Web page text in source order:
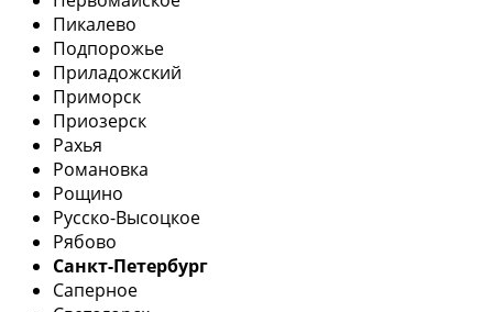
Пикалево
Подпорожье
Приладожский
Приморск
Приозерск
Рахья
Романовка
Рощино
Русско-Высоцкое
Рябово
Санкт-Петербург
Саперное